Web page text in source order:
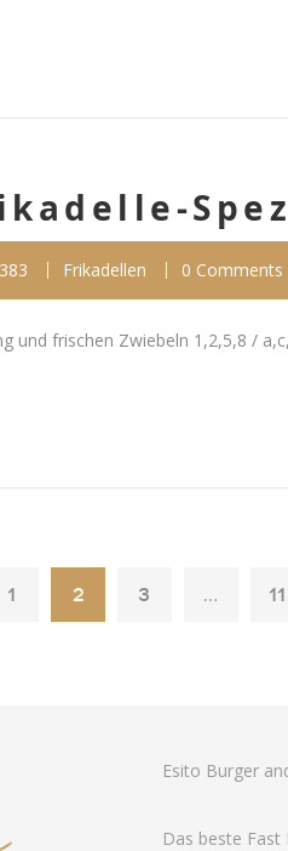
Frikadellen 0 Comments
und frischen Zwiebeln 1,2,5,8 /
1 2 3 … 11
Esito Burger
Das beste